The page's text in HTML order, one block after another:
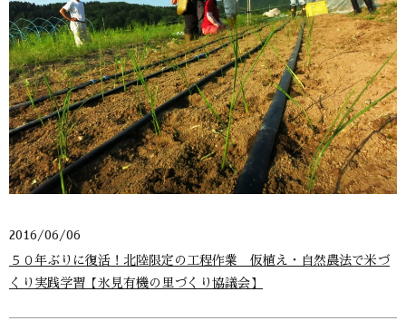
2016/06/06
５０年ぶりに復活！北陸限定の工程作業 仮植え・自然農法で米づ
くり実践学習【氷見有機の里づくり協議会】